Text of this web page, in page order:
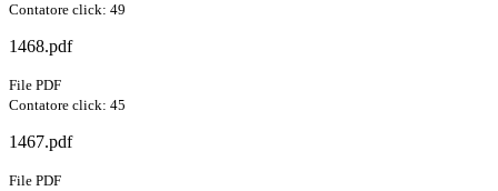
Contatore click: 49
1468.pdf
File PDF
Contatore click: 45
1467.pdf
File PDF